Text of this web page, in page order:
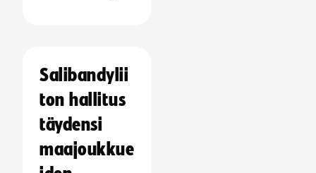
Salibandylii
ton hallitus
täydensi
maajoukkue